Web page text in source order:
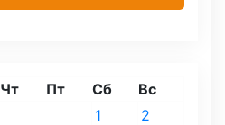
Чт Пт Сб Вс
1
2